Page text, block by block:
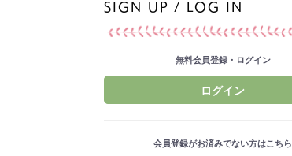
SIGN UP / LOG IN
無料会員登録・ログイン
ログイン
会員登録がお済みでない方はこちら